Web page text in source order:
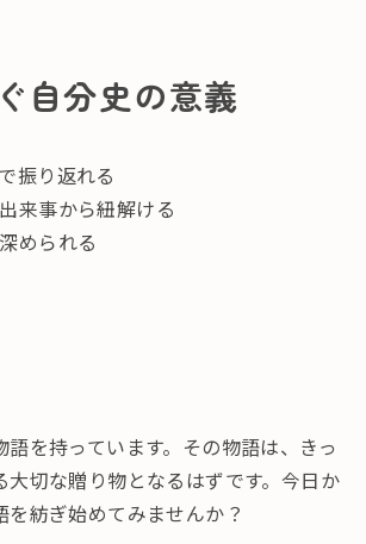
自分史の意義
振り返れる
来事から紐解ける
められる
を持っています。その物語は、きっ
大切な贈り物となるはずです。今日か
を紡ぎ始めてみませんか？